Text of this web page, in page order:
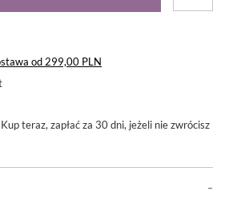
od 299,00 PLN
teraz, zapłać za 30 dni, jeżeli nie zwrócisz